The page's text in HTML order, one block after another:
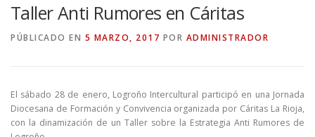
GRADÚATE EN CONVIVENCIA CAMPAÑAS
Taller Anti Rumores en Cáritas
PÚBLICADO EN 5 MARZO, 2017 POR ADMINISTRADOR
El sábado 28 de enero, Logroño Intercultural participó en una Jornada
Diocesana de Formación y Convivencia organizada por Cáritas La Rioja,
con la dinamización de un Taller sobre la Estrategia Anti Rumores de